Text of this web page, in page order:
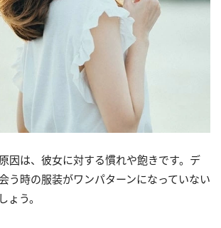
因は、彼女に対する慣れや飽きです。デ
う時の服装がワンパターンになっていない
ょう。